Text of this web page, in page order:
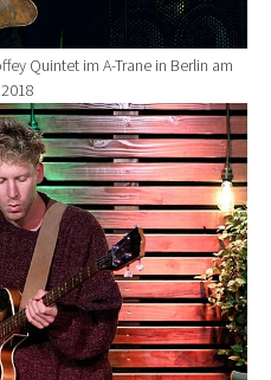
Quintet im A-Trane in Berlin am